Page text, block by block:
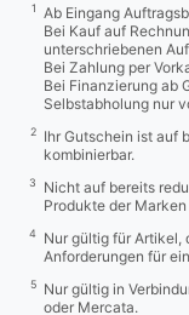
1
Ab Eingang
Bei Kauf auf
unterschriebenen
Bei Zahlung per
Bei Finanzierung ab
Selbstabholung nur
2
Ihr Gutschein ist auf
kombinierbar.
3
Nicht auf bereits
Produkte der
4
Nur gültig für Artikel,
Anforderungen für
5
Nur gültig in
oder Mercata.